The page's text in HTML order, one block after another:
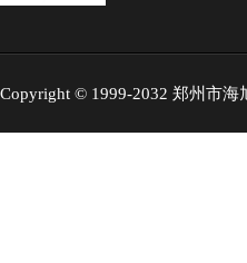
Copyright © 1999-2032 郑州市